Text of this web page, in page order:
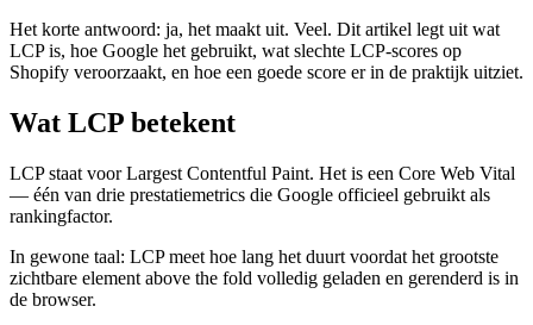
Het korte antwoord: ja, het maakt uit. Veel. Dit artikel legt uit wat
LCP is, hoe Google het gebruikt, wat slechte LCP-scores op
Shopify veroorzaakt, en hoe een goede score er in de praktijk uitziet.
Wat LCP betekent
LCP staat voor Largest Contentful Paint. Het is een Core Web Vital
— één van drie prestatiemetrics die Google officieel gebruikt als
rankingfactor.
In gewone taal: LCP meet hoe lang het duurt voordat het grootste
zichtbare element above the fold volledig geladen en gerenderd is in
de browser.